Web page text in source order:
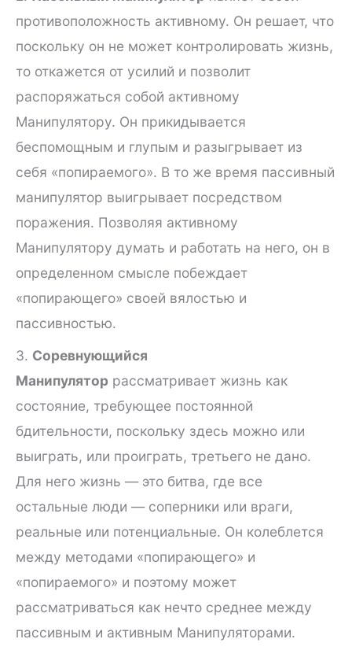
противоположность активному. Он решает, что
поскольку он не может контролировать жизнь,
то откажется от усилий и позволит
распоряжаться собой активному
Манипулятору. Он прикидывается
беспомощным и глупым и разыгрывает из
себя «попираемого». В то же время пассивный
манипулятор выигрывает посредством
поражения. Позволяя активному
Манипулятору думать и работать на него, он в
определенном смысле побеждает
«попирающего» своей вялостью и
пассивностью.
3. Соревнующийся
Манипулятор рассматривает жизнь как
состояние, требующее постоянной
бдительности, поскольку здесь можно или
выиграть, или проиграть, третьего не дано.
Для него жизнь — это битва, где все
остальные люди — соперники или враги,
реальные или потенциальные. Он колеблется
между методами «попирающего» и
«попираемого» и поэтому может
рассматриваться как нечто среднее между
пассивным и активным Манипуляторами.